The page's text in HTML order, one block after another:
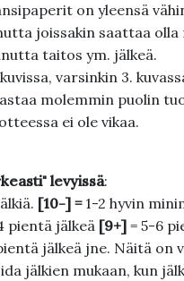
on yleensä
joissakin saattaa olla
taitos ym. jälkeä.
varsinkin 3.
molemmin puolin
ei ole vikaa.
levyissä:
[10-] = 1-2 hyvin
pientä jälkeä [9+] = 5-6
jälkeä jne. Näitä on
jälkien mukaan, kun